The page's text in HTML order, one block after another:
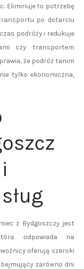
Eliminuje to potrzebę
po dotarciu
podróży i redukuje
czy transportem
że podróż tanim
tylko ekonomiczna,
z Bydgoszczy jest
odpowiada na
oferują szeroki
zarówno dni